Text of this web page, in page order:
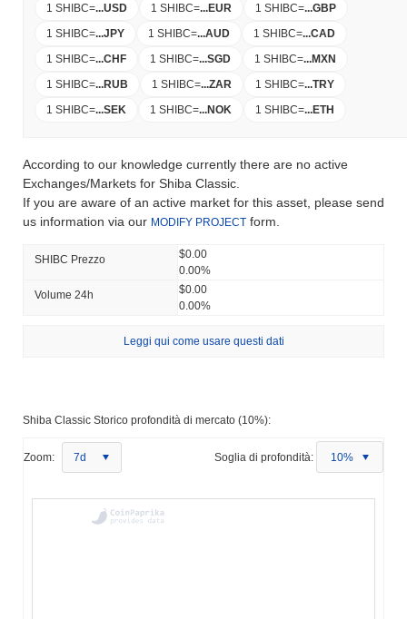
1 SHIBC=...USD 1 SHIBC=...EUR 1 SHIBC=...GBP
1 SHIBC=...JPY 1 SHIBC=...AUD 1 SHIBC=...CAD
1 SHIBC=...CHF 1 SHIBC=...SGD 1 SHIBC=...MXN
1 SHIBC=...RUB 1 SHIBC=...ZAR 1 SHIBC=...TRY
1 SHIBC=...SEK 1 SHIBC=...NOK 1 SHIBC=...ETH
According to our knowledge currently there are no active
Exchanges/Markets for Shiba Classic.
If you are aware of an active market for this asset, please send
us information via our MODIFY PROJECT form.
SHIBC Prezzo
$0.00
0.00%
Volume 24h
$0.00
0.00%
Leggi qui come usare questi dati
Shiba Classic Storico profondità di mercato (10%):
Zoom: 7d Soglia di profondità: 10%